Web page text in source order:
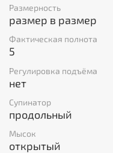
Размерность
размер в размер
Фактическая полнота
5
Регулировка подъёма
нет
Супинатор
продольный
Мысок
открытый